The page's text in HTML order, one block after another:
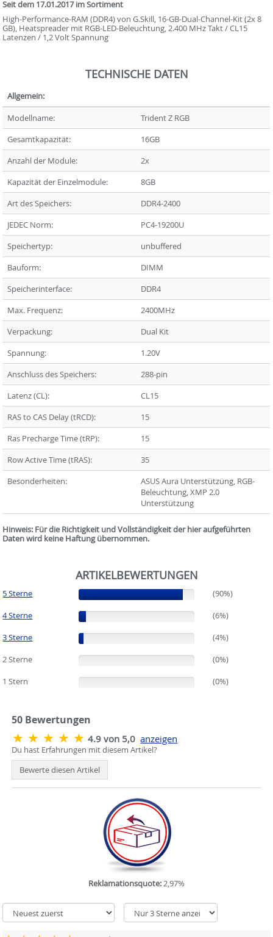
Seit dem 17.01.2017 im Sortiment
High-Performance-RAM (DDR4) von G.Skill, 16-GB-Dual-Channel-Kit (2x 8
GB), Heatspreader mit RGB-LED-Beleuchtung, 2.400 MHz Takt / CL15
Latenzen / 1,2 Volt Spannung
TECHNISCHE DATEN
Allgemein:
Modellname:
Trident Z RGB
Gesamtkapazität:
16GB
Anzahl der Module:
2x
Kapazität der Einzelmodule:
8GB
Art des Speichers:
DDR4-2400
JEDEC Norm:
PC4-19200U
Speichertyp:
unbuffered
Bauform:
DIMM
Speicherinterface:
DDR4
Max. Frequenz:
2400MHz
Verpackung:
Dual Kit
Spannung:
1.20V
Anschluss des Speichers:
288-pin
Latenz (CL):
CL15
RAS to CAS Delay (tRCD):
15
Ras Precharge Time (tRP):
15
Row Active Time (tRAS):
35
Besonderheiten:
ASUS Aura Unterstützüng, RGB-
Beleuchtung, XMP 2.0
Unterstützung
Hinweis: Für die Richtigkeit und Vollständigkeit der hier aufgeführten
Daten wird keine Haftung übernommen.
ARTIKELBEWERTUNGEN
5 Sterne (90%)
(90%)
4 Sterne
(6%)
(6%)
3 Sterne
(4%)
(4%)
2 Sterne
(0%)
1 Stern
(0%)
50 Bewertungen
4.9 von 5,0 anzeigen
Du hast Erfahrungen mit diesem Artikel?
Bewerte diesen Artikel
Reklamationsquote:2,97%